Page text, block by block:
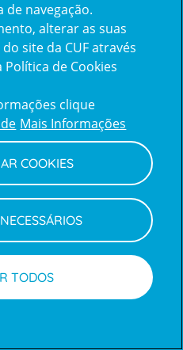
com a Apple
de Privacidade e Cookies
navegação.
alterar as suas
site da CUF através
de Cookies
clique
Mais Informações
COOKIES
TODOS